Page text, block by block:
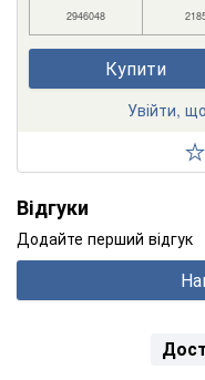
2946048
Купити
Увійти,
Відгуки
Додайте перший відгук